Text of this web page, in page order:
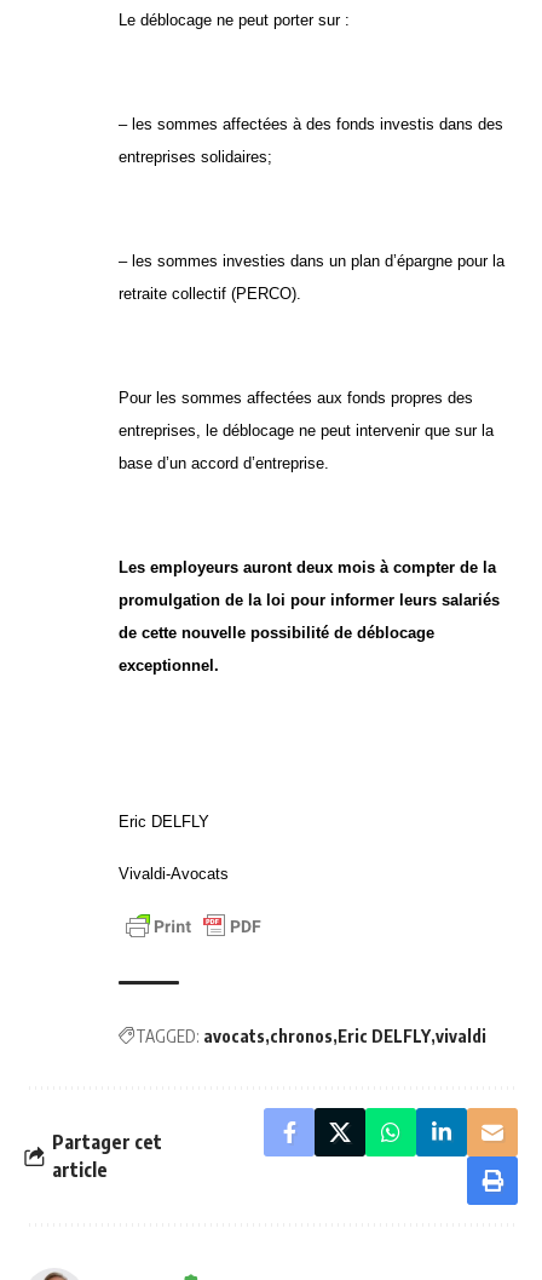
Le déblocage ne peut porter sur :
– les sommes affectées à des fonds investis dans des
entreprises solidaires;
– les sommes investies dans un plan d’épargne pour la
retraite collectif (PERCO).
Pour les sommes affectées aux fonds propres des
entreprises, le déblocage ne peut intervenir que sur la
base d’un accord d’entreprise.
Les employeurs auront deux mois à compter de la
promulgation de la loi pour informer leurs salariés
de cette nouvelle possibilité de déblocage
exceptionnel.
Eric DELFLY
Vivaldi-Avocats
TAGGED: avocats chronos Eric DELFLY vivaldi
Partager cet
article